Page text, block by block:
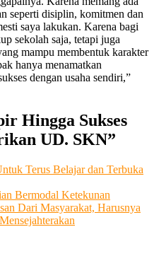
seperti disiplin, komitmen dan
saya lakukan. Karena bagi
sekolah saja, tetapi juga
mampu membentuk karakter
hanya menamatkan
dengan usaha sendiri,”
Hingga Sukses
UD. SKN”
Terus Belajar dan Terbuka
Bermodal Ketekunan
Dari Masyarakat, Harusnya